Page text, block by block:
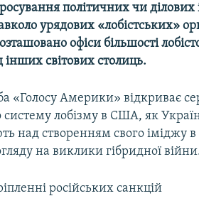
політичних чи ділових
урядових «лобістських»
офіси більшості
світових столиць.
«Голосу Америки» відкриває
систему лобізму в США, як
над створенням свого іміджу
на виклики гібридної
російських санкцій